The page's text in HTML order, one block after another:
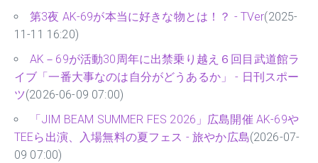
第3夜 AK-69が本当に好きな物とは！？ - TVer(2025-
11-11 16:20)
AK－69が活動30周年に出禁乗り越え６回目武道館ラ
イブ「一番大事なのは自分がどうあるか」 - 日刊スポー
ツ(2026-06-09 07:00)
「JIM BEAM SUMMER FES 2026」広島開催 AK-69や
TEEら出演、入場無料の夏フェス - 旅やか広島(2026-07-
09 07:00)